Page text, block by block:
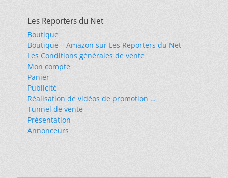
Les Reporters du Net
Boutique
Boutique – Amazon sur Les Reporters du Net
Les Conditions générales de vente
Mon compte
Panier
Publicité
Réalisation de vidéos de promotion …
Tunnel de vente
Présentation
Annonceurs